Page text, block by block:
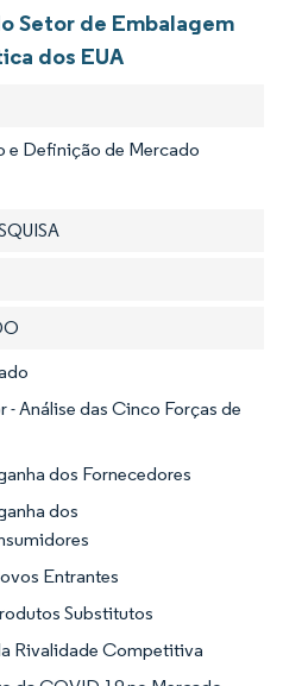
Setor de Embalagem
dos EUA
e Definição de Mercado
Análise das Cinco Forças de
dos Fornecedores
dos
Entrantes
Substitutos
Rivalidade Competitiva